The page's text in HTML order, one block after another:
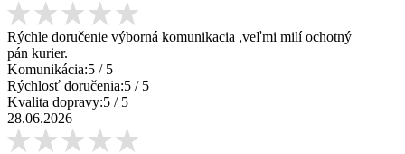
Rýchle doručenie výborná komunikacia ,veľmi milí ochotný
pán kurier.
Komunikácia:5 / 5
Rýchlosť doručenia:5 / 5
Kvalita dopravy:5 / 5
28.06.2026